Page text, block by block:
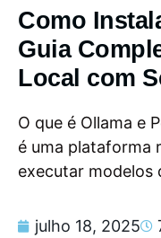
Como
Guia
Local com
O que é Ollama e
é uma plataforma
executar modelos
julho 18, 2025